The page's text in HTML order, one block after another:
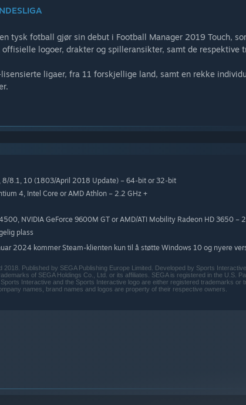
tysk fotball gjør sin debut i Football Manager 2019 Touch,
offisielle logoer, drakter og spilleransikter, samt de respektive
ligaer, fra 11 forskjellige land, samt en rekke
8/8.1, 10 (1803/April 2018 Update) – 64-bit or 32-bit
4, Intel Core or AMD Athlon – 2.2 GHz +
NVIDIA GeForce 9600M GT or AMD/ATI Mobility Radeon HD 3650 –
plass
2024 kommer Steam-klienten kun til å støtte Windows 10 og nyere
Published by SEGA Publishing Europe Limited. Developed by Sports
of SEGA Holdings Co., Ltd. or its affiliates. SEGA is registered in the U.S.
Interactive and the Sports Interactive logo are either registered trademarks or
names, brand names and logos are property of their respective owners.